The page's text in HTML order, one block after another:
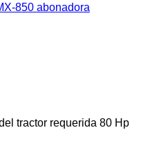
850 abonadora
tractor requerida 80 Hp